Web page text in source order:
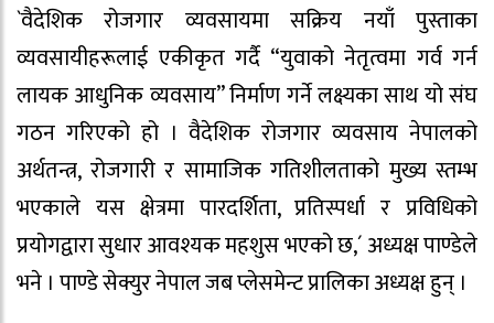
`वैदेशिक रोजगार व्यवसायमा सक्रिय नयाँ पुस्ताका
व्यवसायीहरूलाई एकीकृत गर्दै “युवाको नेतृत्वमा गर्व गर्न
लायक आधुनिक व्यवसाय” निर्माण गर्ने लक्ष्यका साथ यो संघ
गठन गरिएको हो । वैदेशिक रोजगार व्यवसाय नेपालको
अर्थतन्त्र, रोजगारी र सामाजिक गतिशीलताको मुख्य स्तम्भ
भएकाले यस क्षेत्रमा पारदर्शिता, प्रतिस्पर्धा र प्रविधिको
प्रयोगद्वारा सुधार आवश्यक महशुस भएको छ,´ अध्यक्ष पाण्डेले
भने । पाण्डे सेक्युर नेपाल जब प्लेसमेन्ट प्रालिका अध्यक्ष हुन् ।